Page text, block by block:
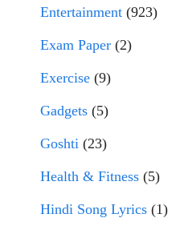
Entertainment (923)
Exam Paper (2)
Exercise (9)
Gadgets (5)
Goshti (23)
Health & Fitness (5)
Hindi Song Lyrics (1)